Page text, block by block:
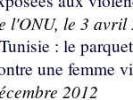
l'ONU, le 3 avril
Tunisie : le
une femme
2012